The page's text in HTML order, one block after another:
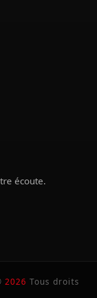
écoute.
2026 Tous droits